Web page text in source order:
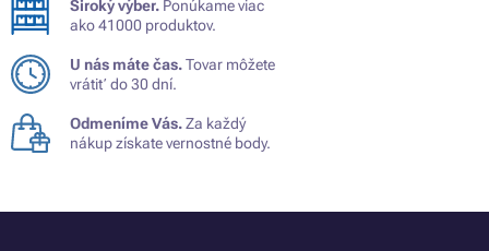
Široký výber. Ponúkame viac
ako 41000 produktov.
U nás máte čas.Tovar môžete
vrátiť do 30 dní.
Odmeníme Vás.Za každý
nákup získate vernostné body.